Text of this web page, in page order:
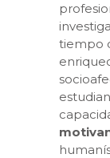
tiempo